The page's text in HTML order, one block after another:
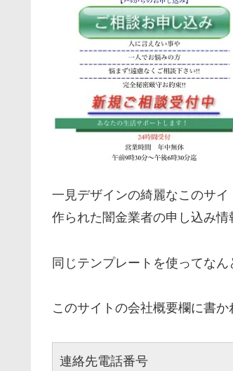
一見デザインの綺麗なこのサ
作られた闇金業者の申し込み情
同じテンプレートを使ってな
このサイトの会社概要欄に書か
連絡先電話番号